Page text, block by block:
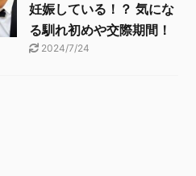
妊娠している！？ 気にな
る馴れ初めや交際期間！
2024/7/24